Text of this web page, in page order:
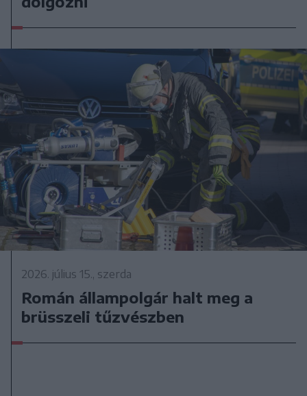
2026. július 15., szerda
Román állampolgár halt meg a
brüsszeli tűzvészben